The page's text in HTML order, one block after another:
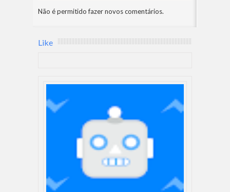
Não é permitido fazer novos comentários.
Like